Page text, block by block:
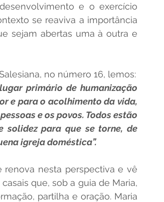
E SANTOS SALESIANOS
e o exercício
se reaviva a importância
sejam abertas uma à outra e
no número 16, lemos:
primário de humanização
e para o acolhimento da vida,
e os povos. Todos estão
solidez para que se torne, de
igreja doméstica”.
renova nesta perspectiva e vê
que, sob a guia de Maria,
partilha e oração. Maria